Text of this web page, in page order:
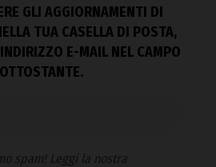
GLI AGGIORNAMENTI DI
TUA CASELLA DI POSTA,
E-MAIL NEL CAMPO
spam! Leggi la nostra